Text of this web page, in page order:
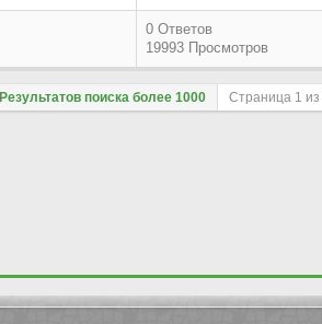
0 Ответов
19993 Просмотров
Результатов поиска более 1000 Страница 1 из